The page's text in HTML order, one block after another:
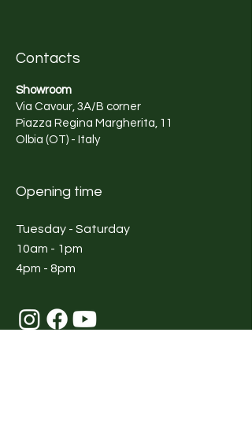
Contacts
Showroom
Via Cavour, 3A/B corner
Piazza Regina Margherita, 11
Olbia (OT) - Italy
Opening time
Tuesday - Saturday
10am - 1pm
4pm - 8pm